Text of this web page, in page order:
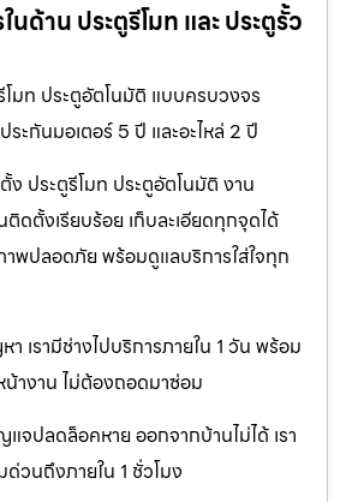
ด้าน ประตูรีโมท และ ประตูรั้ว
มท ประตูอัตโนมัติ แบบครบวงจร
ะกันมอเตอร์ 5 ปี และอะไหล่ 2 ปี
ง ประตูรีโมท ประตูอัตโนมัติ งาน
ติดตั้งเรียบร้อย เก็บละเอียดทุกจุดได้
พปลอดภัย พร้อมดูแลบริการใส่ใจทุก
เรามีช่างไปบริการภายใน 1 วัน พร้อม
น้างาน ไม่ต้องถอดมาซ่อม
จปลดล็อคหาย ออกจากบ้านไม่ได้ เรา
วนถึงภายใน 1 ชั่วโมง